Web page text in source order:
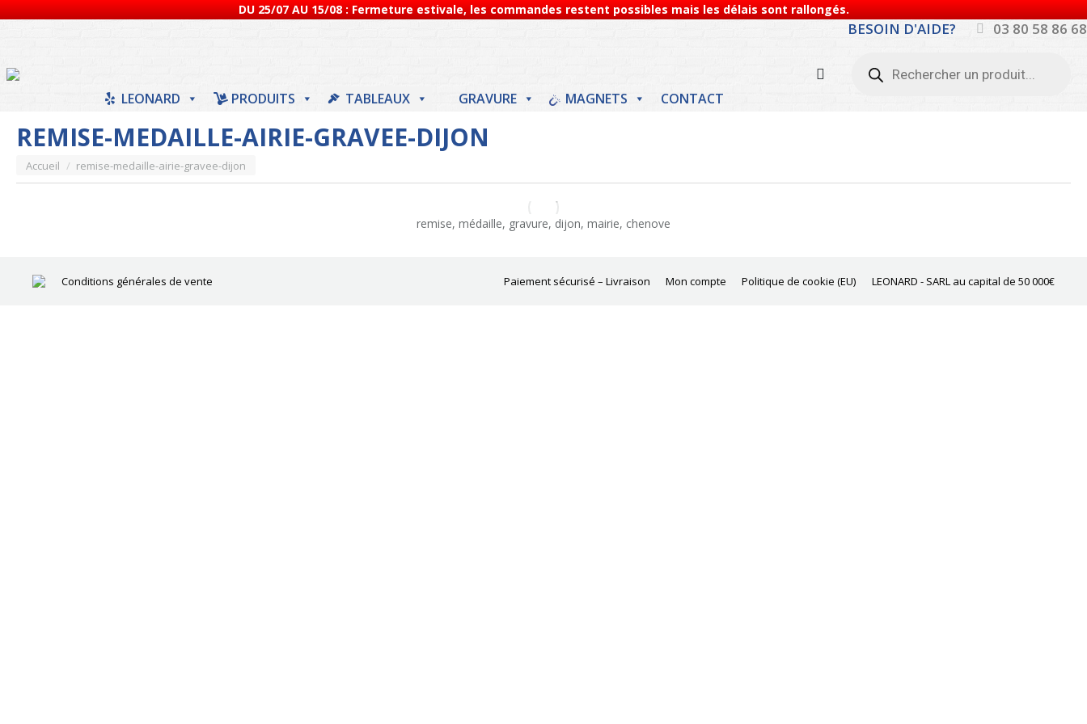
DU 25/07 AU 15/08 : Fermeture estivale, les commandes restent possibles mais les délais sont rallongés.
BESOIN D'AIDE? 03 80 58 86 68
LEONARD PRODUITS TABLEAUX GRAVURE MAGNETS CONTACT
produits
REMISE-MEDAILLE-AIRIE-GRAVEE-DIJON
Vous êtes ici :
Accueil remise-medaille-airie-gravee-dijon
remise, médaille, gravure, dijon, mairie, chenove
Conditions générales de vente Paiement sécurisé – Livraison Mon compte Politique de cookie (EU) LEONARD - SARL au capital de 50 000€